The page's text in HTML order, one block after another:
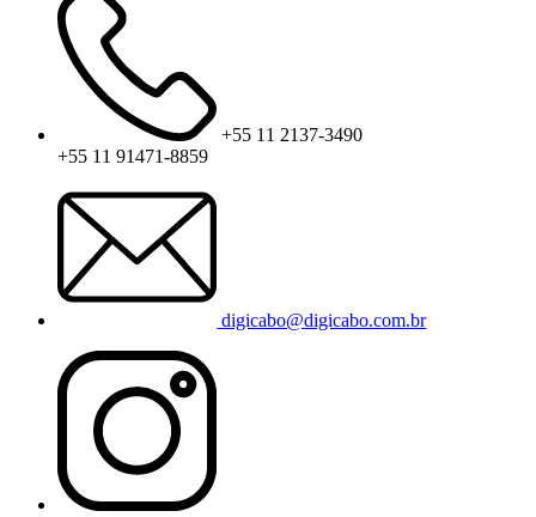
+55 11 2137-3490
+55 11 91471-8859
digicabo@digicabo.com.br